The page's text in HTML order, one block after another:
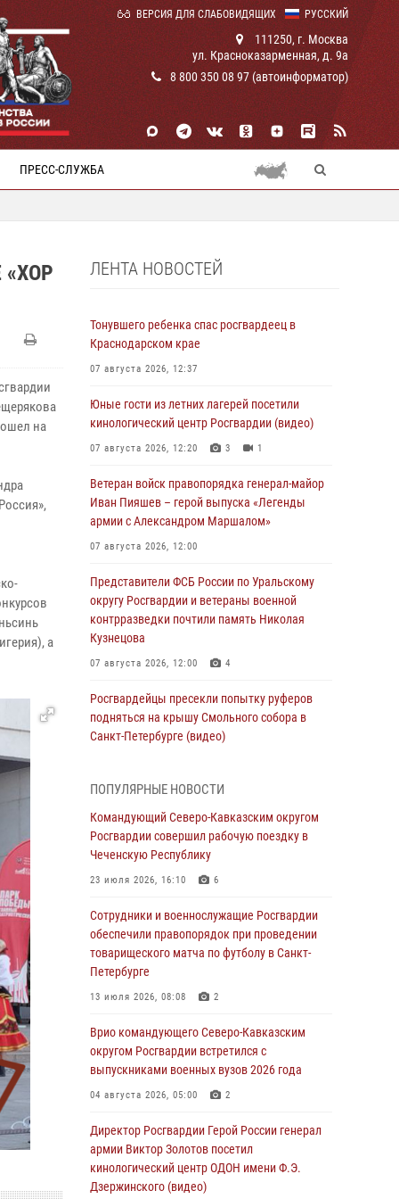
РУССКИЙ
ВЕРСИЯ ДЛЯ СЛАБОВИДЯЩИХ
111250, г. Москва
ул. Красноказарменная, д. 9а
8 800 350 08 97 (автоинформатор)
ПРЕСС-СЛУЖБА
на
а
ЛЕНТА НОВОСТЕЙ
Тонувшего ребенка спас росгвардеец в
Краснодарском крае
07 августа 2026, 12:37
Юные гости из летних лагерей посетили
кинологический центр Росгвардии (видео)
07 августа 2026, 12:20 3 1
Ветеран войск правопорядка генерал-майор
Иван Пияшев – герой выпуска «Легенды
армии с Александром Маршалом»
07 августа 2026, 12:00
Представители ФСБ России по Уральскому
округу Росгвардии и ветераны военной
контрразведки почтили память Николая
Кузнецова
07 августа 2026, 12:00 4
Росгвардейцы пресекли попытку руферов
подняться на крышу Смольного собора в
Санкт-Петербурге (видео)
В Курске росгвардейцы провели занятие по
основам взрывобезопасности
07 августа 2026, 11:33
Рэпер ST посетил раненых росгвардейцев в
ведомства
07 августа 2026, 11:18 2
Патриотическая акция «Каникулы с
Росгвардией» прошла в Воронеже
В Ставрополе офицеры Росгвардии стали
участниками пресс-конференции по вопросам
в сфере оборота оружия
Мурал памяти военнослужащего Росгвардии
открыли в Астрахани
07 августа 2026, 10:13
ПОПУЛЯРНЫЕ НОВОСТИ
Командующий Северо-Кавказским округом
Росгвардии совершил рабочую поездку в
Чеченскую Республику
23 июля 2026, 16:10 6
Сотрудники и военнослужащие Росгвардии
обеспечили правопорядок при проведении
товарищеского матча по футболу в Санкт-
Петербурге
13 июля 2026, 08:08 2
Врио командующего Северо-Кавказским
округом Росгвардии встретился с
выпускниками военных вузов 2026 года
04 августа 2026, 05:00 2
Директор Росгвардии Герой России генерал
армии Виктор Золотов посетил
кинологический центр ОДОН имени Ф.Э.
Дзержинского (видео)